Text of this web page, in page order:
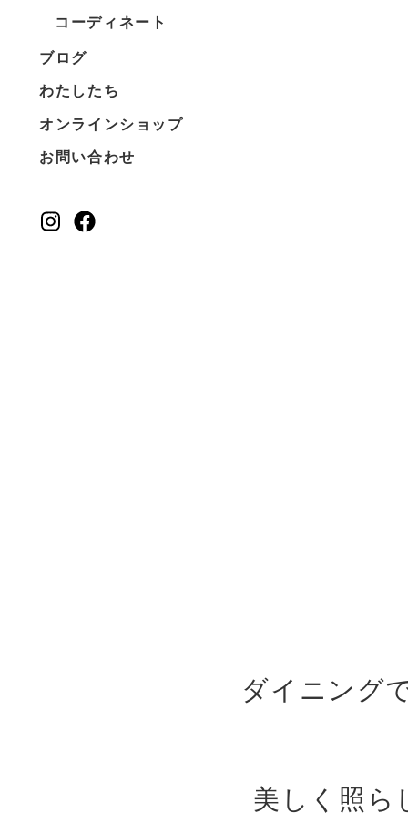
コーディネート
ブログ
わたしたち
オンラインショップ
お問い合わせ
ダイニング
美しく照ら